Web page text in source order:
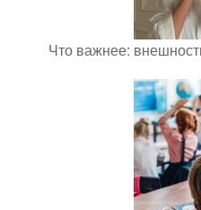
Что важнее: